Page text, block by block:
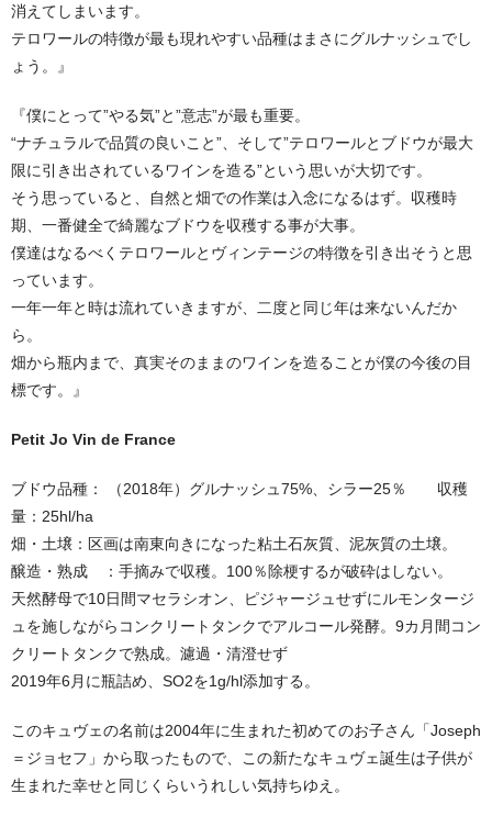
消えてしまいます。
テロワールの特徴が最も現れやすい品種はまさにグルナッシュでし
ょう。』
『僕にとって”やる気”と”意志”が最も重要。
“ナチュラルで品質の良いこと”、そして”テロワールとブドウが最大
限に引き出されているワインを造る”という思いが大切です。
そう思っていると、自然と畑での作業は入念になるはず。収穫時
期、一番健全で綺麗なブドウを収穫する事が大事。
僕達はなるべくテロワールとヴィンテージの特徴を引き出そうと思
っています。
一年一年と時は流れていきますが、二度と同じ年は来ないんだか
ら。
畑から瓶内まで、真実そのままのワインを造ることが僕の今後の目
標です。』
Petit Jo Vin de France
ブドウ品種： （2018年）グルナッシュ75%、シラー25％ 収穫
量：25hl/ha
畑・土壌：区画は南東向きになった粘土石灰質、泥灰質の土壌。
醸造・熟成 ：手摘みで収穫。100％除梗するが破砕はしない。
天然酵母で10日間マセラシオン、ピジャージュせずにルモンタージ
ュを施しながらコンクリートタンクでアルコール発酵。9カ月間コン
クリートタンクで熟成。濾過・清澄せず
2019年6月に瓶詰め、SO2を1g/hl添加する。
このキュヴェの名前は2004年に生まれた初めてのお子さん「Joseph
＝ジョセフ」から取ったもので、この新たなキュヴェ誕生は子供が
生まれた幸せと同じくらいうれしい気持ちゆえ。